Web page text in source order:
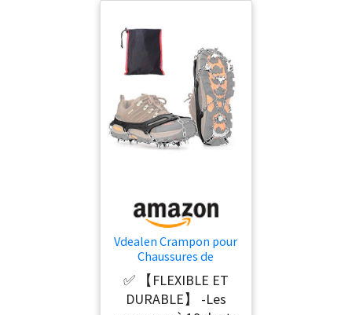
Vdealen Crampon pour
Chaussures de
Randonnée
Antidérapent avec 19
Crampons Inoxydable
✅ 【FLEXIBLE ET
DURABLE】 -Les